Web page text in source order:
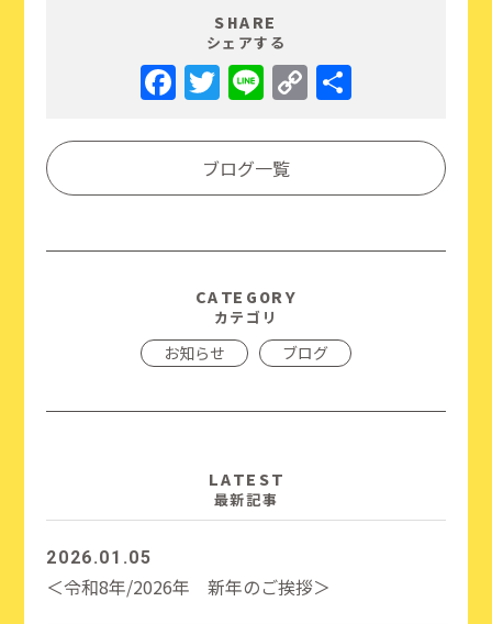
SHARE
シェアする
Facebook
Twitter
LineCopy
Link
ブログ一覧
CATEGORY
カテゴリ
お知らせ ブログ
LATEST
最新記事
2026.01.05
＜令和8年/2026年 新年のご挨拶＞